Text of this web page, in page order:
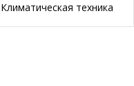
Климатическая техника